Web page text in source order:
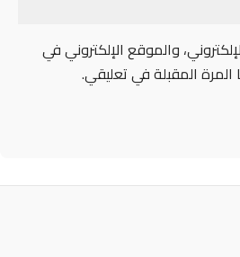
والموقع الإلكتروني في
المقبلة في تعليقي.